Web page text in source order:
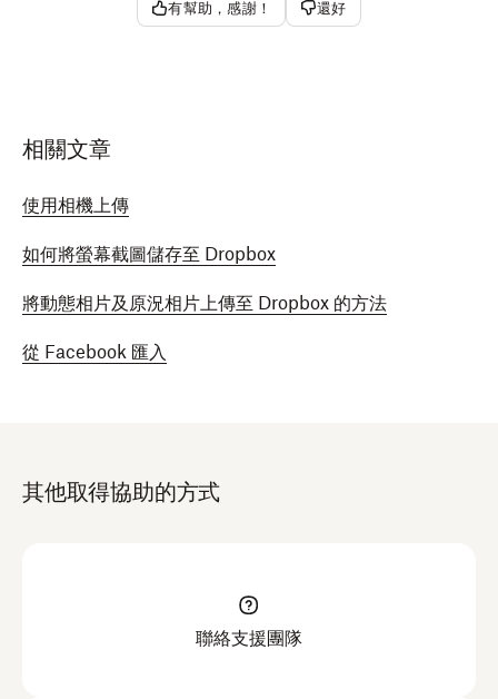
有幫助，感謝！ 還好
相關文章
使用相機上傳
如何將螢幕截圖儲存至 Dropbox
將動態相片及原況相片上傳至 Dropbox 的方法
從 Facebook 匯入
其他取得協助的方式
聯絡支援團隊